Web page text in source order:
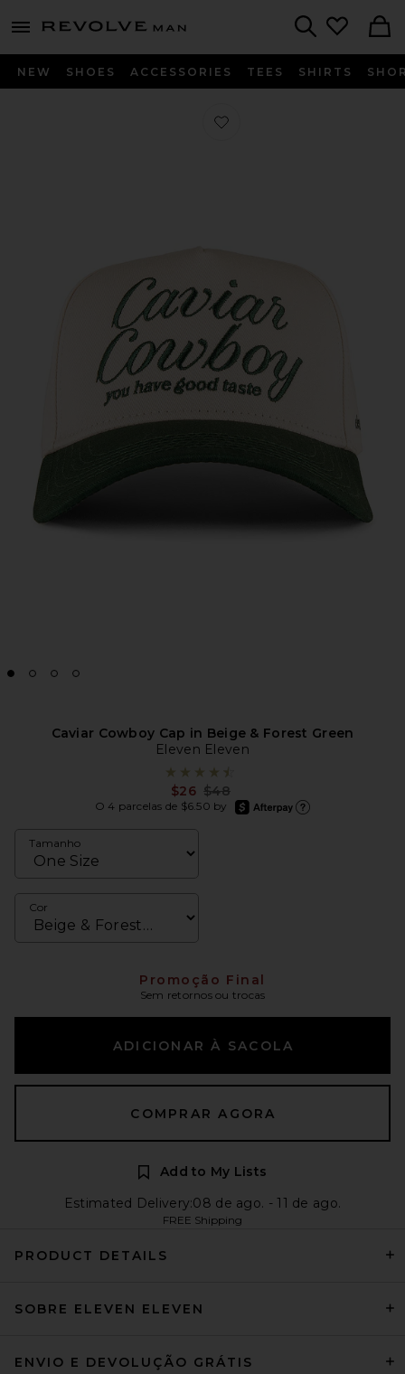
menu - shows more content
Revolve
NEW SHOES ACCESSORIES TEES SHIRTS
Favorito Caviar Cowboy Cap in
Caviar Cowboy Cap in Beige & Forest Green
Eleven Eleven
$26 Previous price:
$48
O 4 parcelas de $6.50 by
afterpay
Tamanho
Cor
Promoção Final
Sem retornos ou trocas
ADICIONAR À SACOLA
COMPRAR AGORA
Add to My Lists
Estimated Delivery:08 de ago. - 11 de ago.
FREE Shipping
PRODUCT DETAILS
SOBRE ELEVEN ELEVEN
ENVIO E DEVOLUÇÃO GRÁTIS